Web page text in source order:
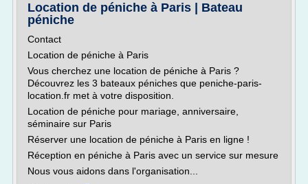
Location de péniche à Paris | Bateau
péniche
Contact
Location de péniche à Paris
Vous cherchez une location de péniche à Paris ?
Découvrez les 3 bateaux péniches que peniche-paris-
location.fr met à votre disposition.
Location de péniche pour mariage, anniversaire,
séminaire sur Paris
Réserver une location de péniche à Paris en ligne !
Réception en péniche à Paris avec un service sur mesure
Nous vous aidons dans l'organisation...